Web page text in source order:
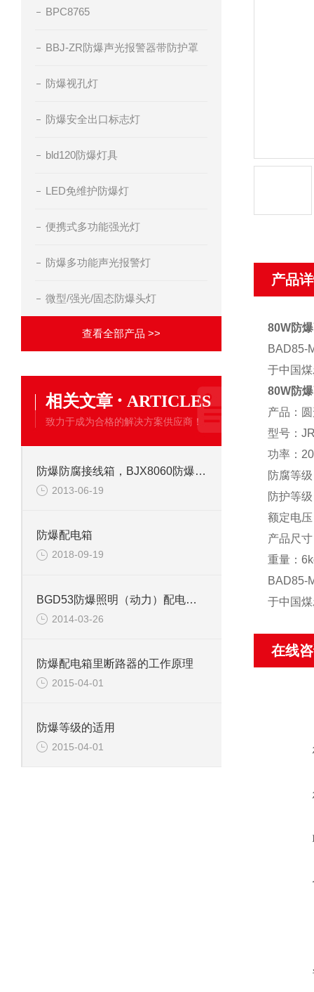
BPC8765
BBJ-ZR防爆声光报警器带防护罩
防爆视孔灯
防爆安全出口标志灯
bld120防爆灯具
LED免维护防爆灯
便携式多功能强光灯
防爆多功能声光报警灯
微型/强光/固态防爆头灯
查看全部产品 >>
相关文章 · ARTICLES
致力于成为合格的解决方案供应商！
防爆防腐接线箱，BJX8060防爆接线箱
2013-06-19
防爆配电箱
2018-09-19
BGD53防爆照明（动力）配电箱的作用及适用范围
2014-03-26
防爆配电箱里断路器的工作原理
2015-04-01
防爆等级的适用
2015-04-01
产品
80W防
BAD85-
于中国
80W防
产品：
型号：
功率：
防腐等
防护等
额定电
产品尺
重量：
BAD85-
于中国
在线